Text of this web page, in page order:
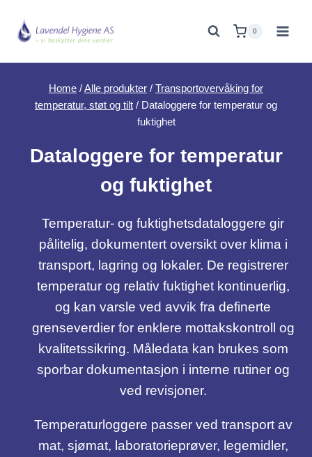
0
Home /Alle produkter / Transportovervåking for
temperatur, støt og tilt / Dataloggere for temperatur og
fuktighet
Dataloggere for temperatur
og fuktighet
Temperatur- og fuktighetsdataloggere gir
pålitelig, dokumentert oversikt over klima i
transport, lagring og lokaler. De registrerer
temperatur og relativ fuktighet kontinuerlig,
og kan varsle ved avvik fra definerte
grenseverdier for enklere mottakskontroll og
kvalitetssikring. Måledata kan brukes som
sporbar dokumentasjon i interne rutiner og
ved revisjoner.
Temperaturloggere passer ved transport av
mat, sjømat, laboratorieprøver, legemidler,